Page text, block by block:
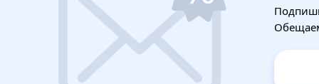
Шуруповерты и электроотвертки
Электролобзики